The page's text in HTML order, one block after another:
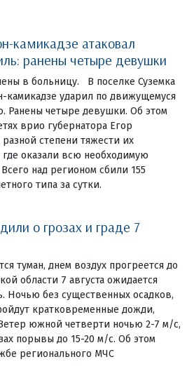
камикадзе атаковал
ранены четыре девушки
в больницу. В поселке Суземка
камикадзе ударил по движущемуся
Ранены четыре девушки. Об этом
врио губернатора Егор
степени тяжести их
оказали всю необходимую
над регионом сбили 155
типа за сутки.
о грозах и граде 7
туман, днем воздух прогреется до
области 7 августа ожидается
Ночью без существенных осадков,
кратковременные дожди,
южной четверти ночью 2-7 м/с,
порывы до 15-20 м/с. Об этом
регионального МЧС